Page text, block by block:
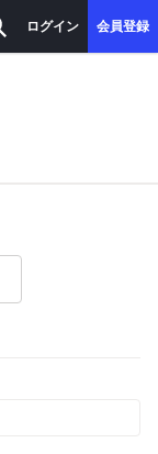
ログイン 会員登録